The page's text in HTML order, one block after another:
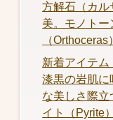
方解石（カル
美。モノトー
（Orthoceras）
新着アイテム
漆黒の岩肌
な美しさ際立
イト（Pyrite）